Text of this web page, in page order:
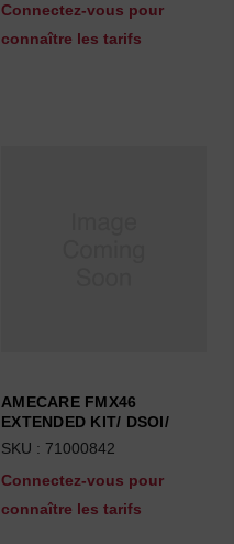
Connectez-vous pour
connaître les tarifs
AMECARE FMX46
EXTENDED KIT/ DSOI/
SKU : 71000842
Connectez-vous pour
connaître les tarifs